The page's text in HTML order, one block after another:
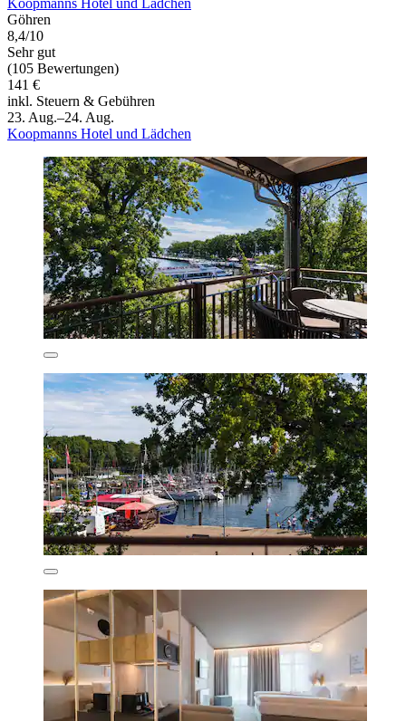
Koopmanns Hotel und Lädchen
Göhren
8,4/10
Sehr gut
(105 Bewertungen)
141 €
inkl. Steuern & Gebühren
23. Aug.–24. Aug.
Koopmanns Hotel und Lädchen